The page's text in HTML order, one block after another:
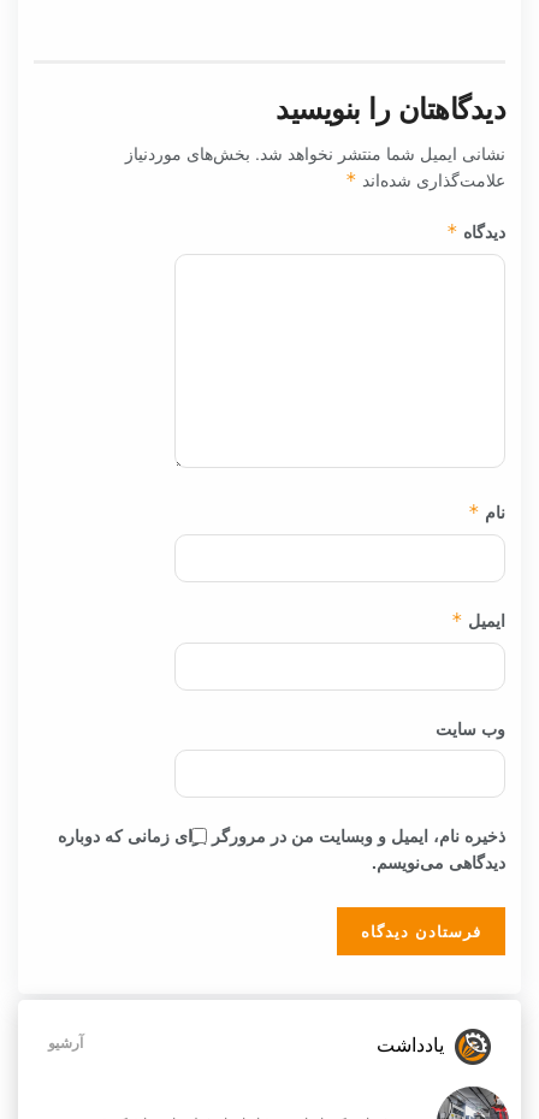
دیدگاهتان را بنویسید
نشانی ایمیل شما منتشر نخواهد شد. بخش‌های موردنیاز
علامت‌گذاری شده‌اند *
دیدگاه *
نام *
ایمیل *
وب‌ سایت
ذخیره نام، ایمیل و وبسایت من در مرورگر برای زمانی که دوباره
دیدگاهی می‌نویسم.
یادداشت آرشیو